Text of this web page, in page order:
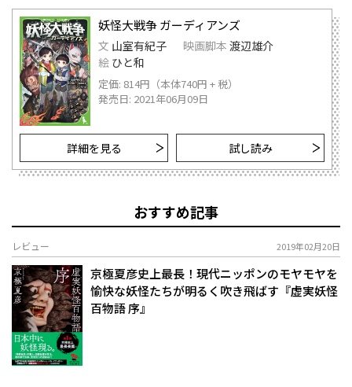
妖怪大戦争 ガーディアンズ
文 山室有紀子 映画脚本 渡辺雄介
絵 ひと和
定価: 814円（本体740円 + 税）
発売日: 2021年06月09日
詳細を見る 試し読み
おすすめ記事
レビュー 2019年02月20日
京極夏彦史上最長！現代ニッポンのモヤモヤを
愉快な妖怪たちが明るく吹き飛ばす『虚実妖怪
百物語 序』